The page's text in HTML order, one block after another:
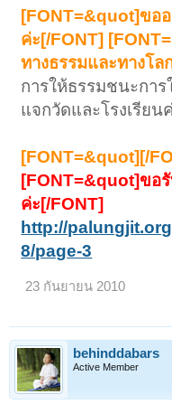
[FONT=&quot]ขอ
ค่ะ[/FONT]
ทางธรรมและทางโล
การให้ธรรมชนะการ
แจกวัดและโรงเรียน
[FONT=&quot][/
[FONT=&quot]ขอ
ค่ะ[/FONT]
http://
8/page-3
23 กันยายน 2010
behinddabars
Active Member